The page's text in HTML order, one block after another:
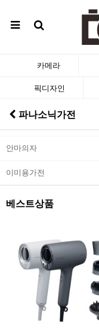
카메라
픽디자인
파나소닉가전
안마의자
이미용가전
베스트상품